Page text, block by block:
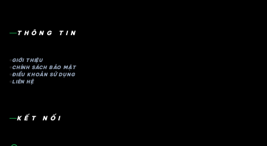
THÔNG TIN
GIỚI THIỆU
CHÍNH SÁCH BẢO MẬT
ĐIỀU KHOẢN SỬ DỤNG
LIÊN HỆ
KẾT NỐI